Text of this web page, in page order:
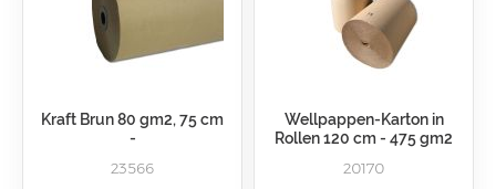
Kraft Brun 80 gm2, 75 cm
-
23566
Wellpappen-Karton in
Rollen 120 cm - 475 gm2
20170